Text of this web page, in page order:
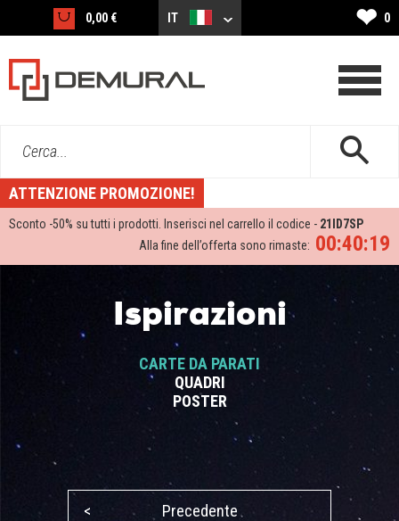
0,00 € IT ❤ 0
Cerca...
ATTENZIONE PROMOZIONE!
Sconto -50% su tutti i prodotti. Inserisci nel carrello il codice - 21ID7SP
00:40:19
Alla fine dell’offerta sono rimaste:
Ispirazioni
CARTE DA PARATI
QUADRI
POSTER
< Precedente